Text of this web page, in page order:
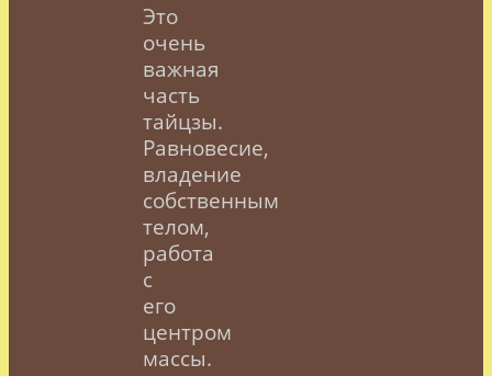
Это
очень
важная
часть
тайцзы.
Равновесие,
владение
собственным
телом,
работа
с
его
центром
массы.